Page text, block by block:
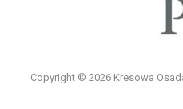
Copyright © 2026 Kresowa